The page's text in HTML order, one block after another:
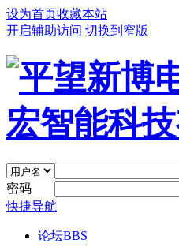
设为首页收藏本站
开启辅助访问 切换到窄版
密码
快捷导航
论坛BBS